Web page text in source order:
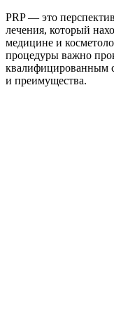
PRP — это
лечения, который
медицине и
процедуры важно
квалифицированным
и преимущества.